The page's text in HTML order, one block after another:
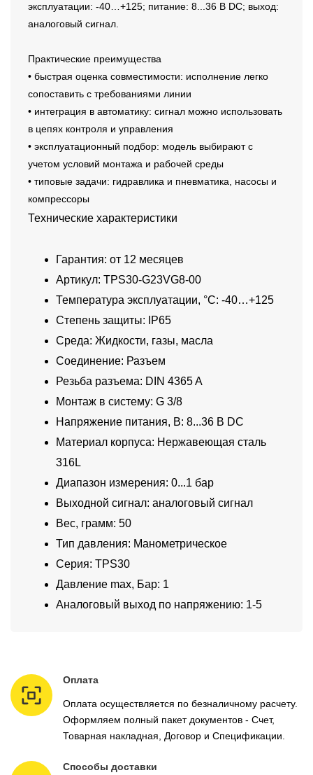
эксплуатации: -40…+125; питание: 8...36 В DC; выход:
аналоговый сигнал.
Практические преимущества
• быстрая оценка совместимости: исполнение легко
сопоставить с требованиями линии
• интеграция в автоматику: сигнал можно использовать
в цепях контроля и управления
• эксплуатационный подбор: модель выбирают с
учетом условий монтажа и рабочей среды
• типовые задачи: гидравлика и пневматика, насосы и
компрессоры
Технические характеристики
Гарантия: от 12 месяцев
Артикул: TPS30-G23VG8-00
Температура эксплуатации, °C: -40…+125
Степень защиты: IP65
Среда: Жидкости, газы, масла
Соединение: Разъем
Резьба разъема: DIN 4365 A
Монтаж в систему: G 3/8
Напряжение питания, В: 8...36 В DC
Материал корпуса: Нержавеющая сталь
316L
Диапазон измерения: 0...1 бар
Выходной сигнал: аналоговый сигнал
Вес, грамм: 50
Тип давления: Манометрическое
Серия: TPS30
Давление max, Бар: 1
Аналоговый выход по напряжению: 1-5
Оплата
Оплата осуществляется по безналичному расчету.
Оформляем полный пакет документов - Счет,
Товарная накладная, Договор и Спецификации.
Способы доставки